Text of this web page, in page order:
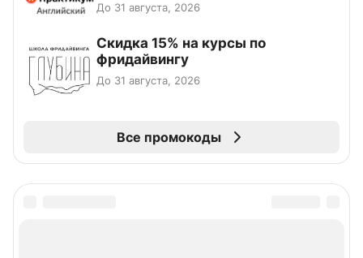
До 31 августа, 2026
Скидка 15% на курсы по
фридайвингу
До 31 августа, 2026
Все промокоды